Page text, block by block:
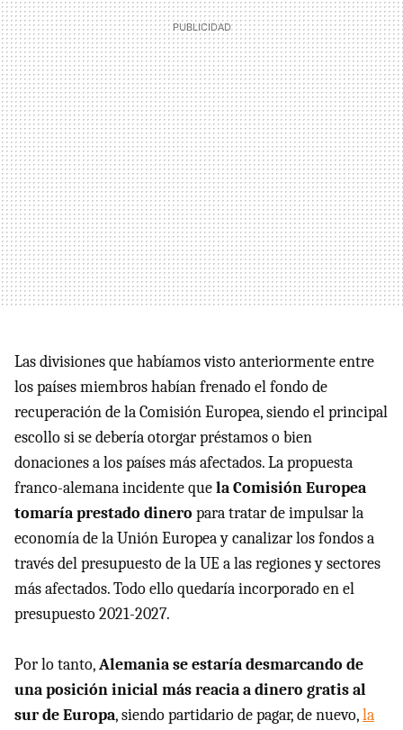
Las divisiones que habíamos visto anteriormente entre
los países miembros habían frenado el fondo de
recuperación de la Comisión Europea, siendo el principal
escollo si se debería otorgar préstamos o bien
donaciones a los países más afectados. La propuesta
franco-alemana incidente quela Comisión Europea
tomaría prestado dinero para tratar de impulsar la
economía de la Unión Europea y canalizar los fondos a
través del presupuesto de la UE a las regiones y sectores
más afectados. Todo ello quedaría incorporado en el
presupuesto 2021-2027.
Por lo tanto,Alemania se estaría desmarcando de
una posición inicial más reacia a dinero gratis al
sur de Europa, siendo partidario de pagar, de nuevo,la